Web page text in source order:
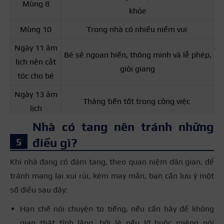
Mùng 8
khỏe
Mùng 10
Trong nhà có nhiều niềm vui
Ngày 11 âm
lịch nên cắt
tóc cho bé
Bé sẽ ngoan hiền, thông minh và lễ phép,
giỏi giang
Ngày 13 âm
lịch
Thăng tiến tốt trong công việc
Ngày 26 âm
lịch
Thêm tiền tài cho gia đình
Nhà có tang nên tránh những
điều gì?
Khi nhà đang có đám tang, theo quan niệm dân gian, để
tránh mang lại xui rủi, kém may mắn, bạn cần lưu ý một
số điều sau đây:
Hạn chế nói chuyện to tiếng, nếu cần hãy để không